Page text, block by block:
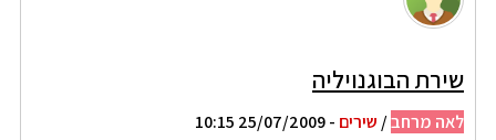
שירת הבוגנויליה
לאה מרחב/ שירים - 25/07/2009 10:15